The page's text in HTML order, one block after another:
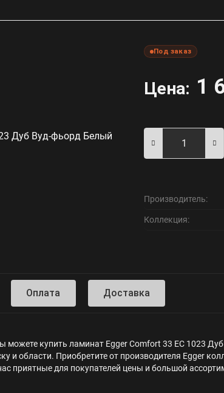
Под заказ
Цена: 1
Производитель:
Коллекция:
Оплата Доставка
можете купить ламинат Egger Comfort 33 EC 1023
и области. Приобретите от производителя Egger
приятные для покупателей цены и большой